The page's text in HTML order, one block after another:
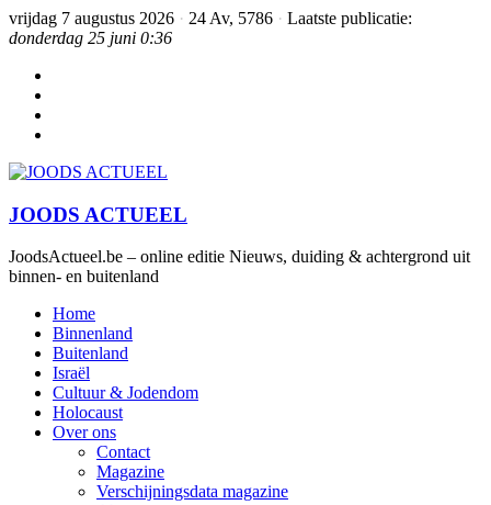
vrijdag 7 augustus 2026 · 24 Av, 5786 · Laatste publicatie:
donderdag 25 juni 0:36
JOODS ACTUEEL
JoodsActueel.be – online editie Nieuws, duiding & achtergrond uit
binnen- en buitenland
Home
Binnenland
Buitenland
Israël
Cultuur & Jodendom
Holocaust
Over ons
Contact
Magazine
Verschijningsdata magazine